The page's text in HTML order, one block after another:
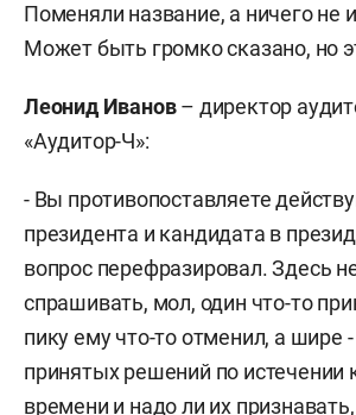
Поменяли название, а ничего не
Может быть громко сказано, но
Леонид Иванов– директор
«Аудитор-Ч»:
- Вы противопоставляете
президента и кандидата в
вопрос перефразировал. Здесь
спрашивать, мол, один что-то
пику ему что-то отменил, а шире
принятых решений по истечении
времени и надо ли их